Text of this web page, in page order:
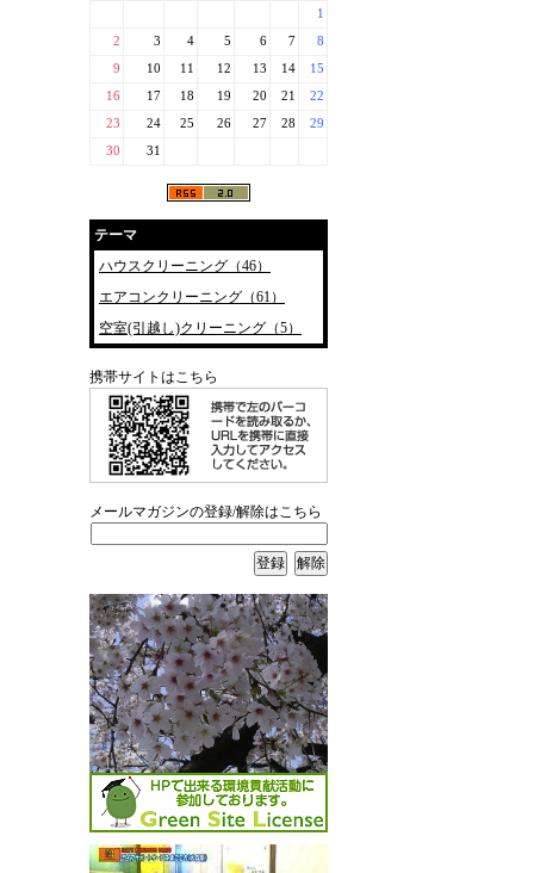
1
2 3 4 5 6 7 8
9 10 11 12 13 14 15
16 17 18 19 20 21 22
23 24 25 26 27 28 29
30 31
テーマ
ハウスクリーニング（46）
エアコンクリーニング（61）
空室(引越し)クリーニング（5）
携帯サイトはこちら
メールマガジンの登録/解除はこちら